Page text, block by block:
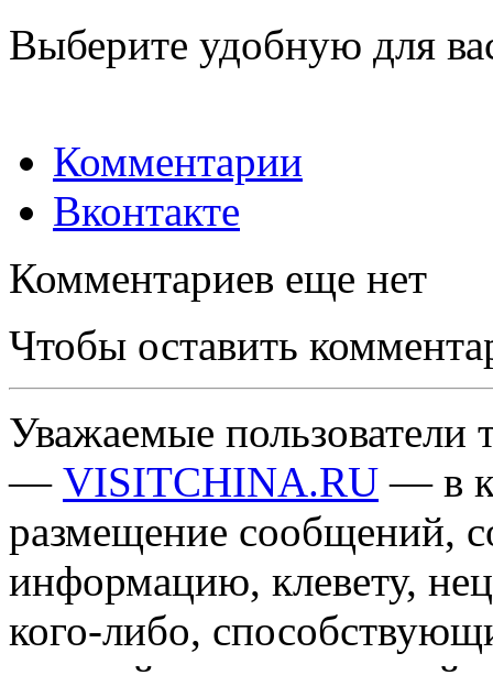
Выберите удобную для
Комментарии
Вконтакте
Комментариев еще нет
Чтобы оставить
Уважаемые пользователи
— VISITCHINA.RU — в
размещение сообщений,
информацию, клевету,
кого-либо,